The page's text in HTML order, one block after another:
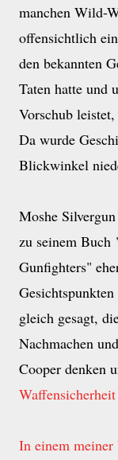
manchen Wild-
offensichtlich
den bekannten
Taten hatte und
Vorschub
Da wurde
Blickwinkel
Moshe
zu seinem
Gunfighters"
gleich gesagt,
Nachmachen
Cooper denken
Waffensicherheit
In einem